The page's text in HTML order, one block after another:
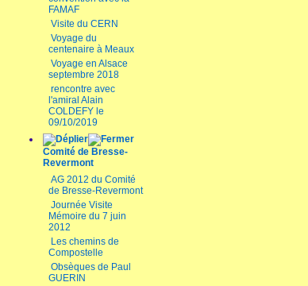
FAMAF
Visite du CERN
Voyage du
centenaire à Meaux
Voyage en Alsace
septembre 2018
rencontre avec
l'amiral Alain
COLDEFY le
09/10/2019
Comité de Bresse-
Revermont
AG 2012 du Comité
de Bresse-Revermont
Journée Visite
Mémoire du 7 juin
2012
Les chemins de
Compostelle
Obsèques de Paul
GUERIN